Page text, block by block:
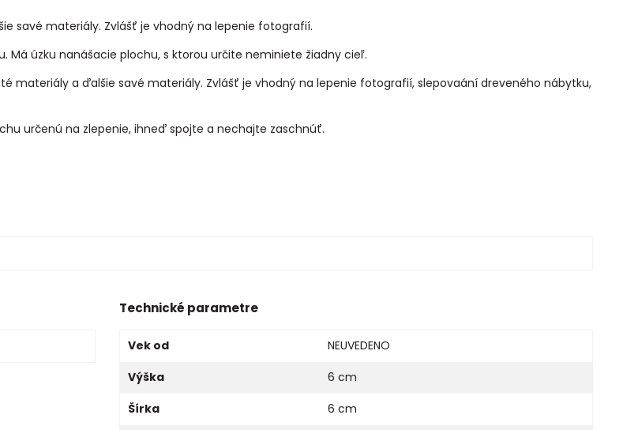
savé materiály. Zvlášť je vhodný na lepenie fotografií.
Má úzku nanášacie plochu, s ktorou určite neminiete žiadny cieľ.
materiály a ďalšie savé materiály. Zvlášť je vhodný na lepenie fotografií, slepovaání dreveného nábytku,
určenú na zlepenie, ihneď spojte a nechajte zaschnúť.
Technické parametre
Vek od
NEUVEDENO
Výška
6 cm
Šírka
6 cm